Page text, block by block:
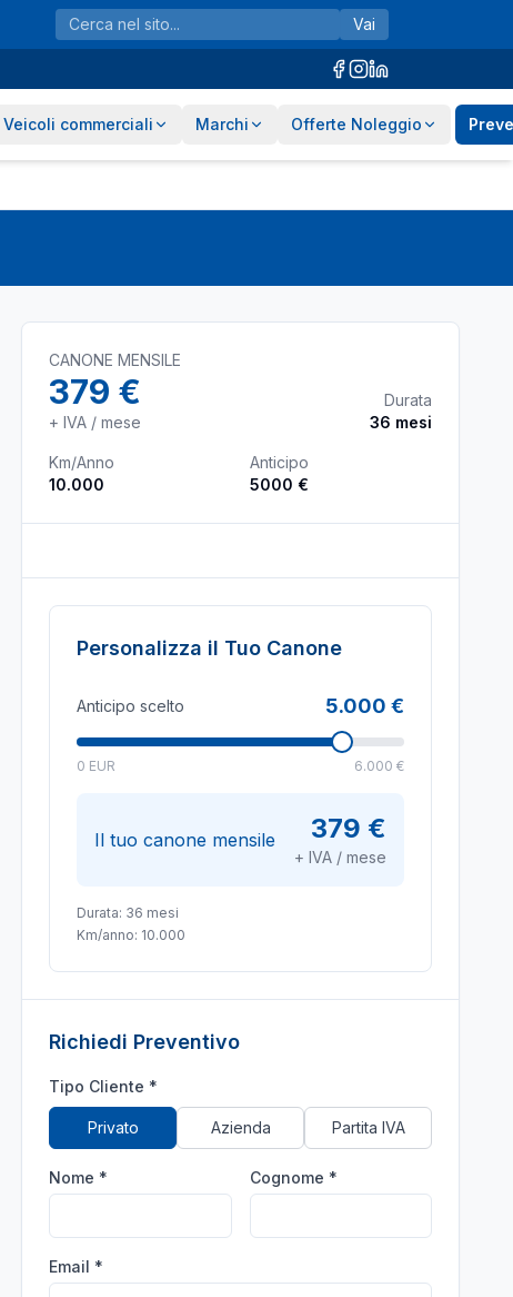
Vai
Veicoli commerciali Marchi Offerte Noleggio
CANONE MENSILE
379 €
+ IVA / mese
Durata
36 mesi
Km/Anno
10.000
Anticipo
5000 €
Personalizza il Tuo Canone
Anticipo scelto 5.000 €
0 EUR 6.000 €
Il tuo canone mensile 379 €
+ IVA / mese
Durata: 36 mesi
Km/anno: 10.000
Richiedi Preventivo
Tipo Cliente *
Privato Azienda Partita IVA
Nome * Cognome *
Email *